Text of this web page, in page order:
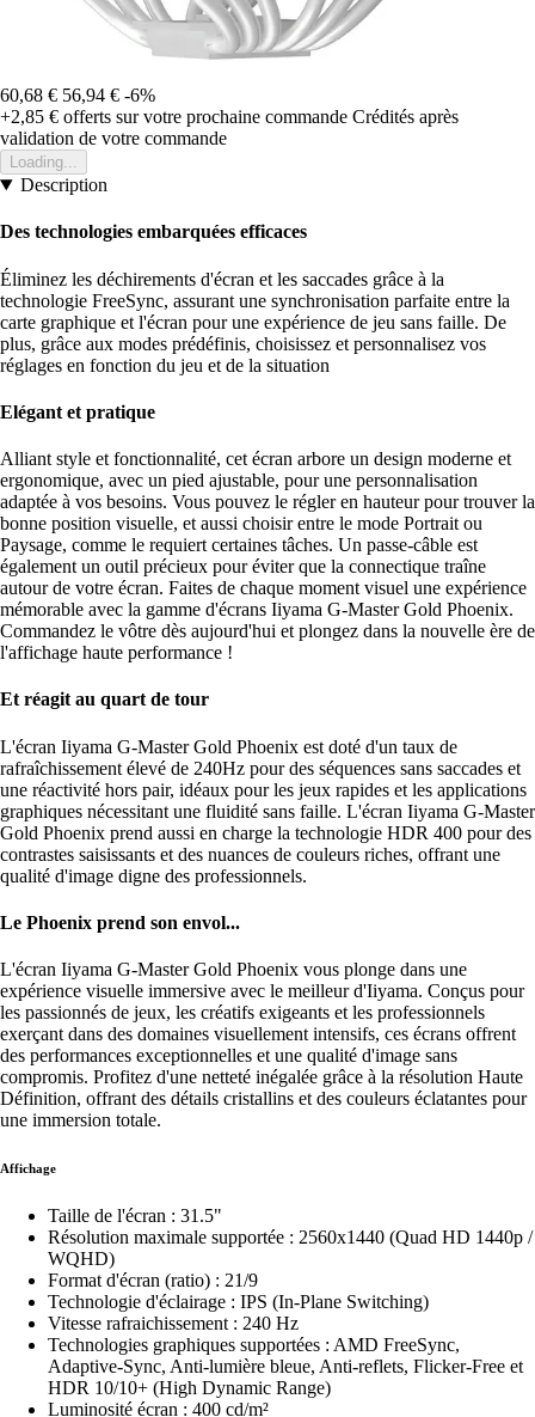
60,68 € 56,94 € -6%
+2,85 € offerts sur votre prochaine commande Crédités après
validation de votre commande
Loading...
Description
Des technologies embarquées efficaces
Éliminez les déchirements d'écran et les saccades grâce à la
technologie FreeSync, assurant une synchronisation parfaite entre la
carte graphique et l'écran pour une expérience de jeu sans faille. De
plus, grâce aux modes prédéfinis, choisissez et personnalisez vos
réglages en fonction du jeu et de la situation
Elégant et pratique
Alliant style et fonctionnalité, cet écran arbore un design moderne et
ergonomique, avec un pied ajustable, pour une personnalisation
adaptée à vos besoins. Vous pouvez le régler en hauteur pour trouver la
bonne position visuelle, et aussi choisir entre le mode Portrait ou
Paysage, comme le requiert certaines tâches. Un passe-câble est
également un outil précieux pour éviter que la connectique traîne
autour de votre écran. Faites de chaque moment visuel une expérience
mémorable avec la gamme d'écrans Iiyama G-Master Gold Phoenix.
Commandez le vôtre dès aujourd'hui et plongez dans la nouvelle ère de
l'affichage haute performance !
Et réagit au quart de tour
L'écran Iiyama G-Master Gold Phoenix est doté d'un taux de
rafraîchissement élevé de 240Hz pour des séquences sans saccades et
une réactivité hors pair, idéaux pour les jeux rapides et les applications
graphiques nécessitant une fluidité sans faille. L'écran Iiyama G-Master
Gold Phoenix prend aussi en charge la technologie HDR 400 pour des
contrastes saisissants et des nuances de couleurs riches, offrant une
qualité d'image digne des professionnels.
Le Phoenix prend son envol...
L'écran Iiyama G-Master Gold Phoenix vous plonge dans une
expérience visuelle immersive avec le meilleur d'Iiyama. Conçus pour
les passionnés de jeux, les créatifs exigeants et les professionnels
exerçant dans des domaines visuellement intensifs, ces écrans offrent
des performances exceptionnelles et une qualité d'image sans
compromis. Profitez d'une netteté inégalée grâce à la résolution Haute
Définition, offrant des détails cristallins et des couleurs éclatantes pour
une immersion totale.
Affichage
Taille de l'écran : 31.5"
Résolution maximale supportée : 2560x1440 (Quad HD 1440p /
WQHD)
Format d'écran (ratio) : 21/9
Technologie d'éclairage : IPS (In-Plane Switching)
Vitesse rafraichissement : 240 Hz
Technologies graphiques supportées : AMD FreeSync,
Adaptive-Sync, Anti-lumière bleue, Anti-reflets, Flicker-Free et
HDR 10/10+ (High Dynamic Range)
Luminosité écran : 400 cd/m²